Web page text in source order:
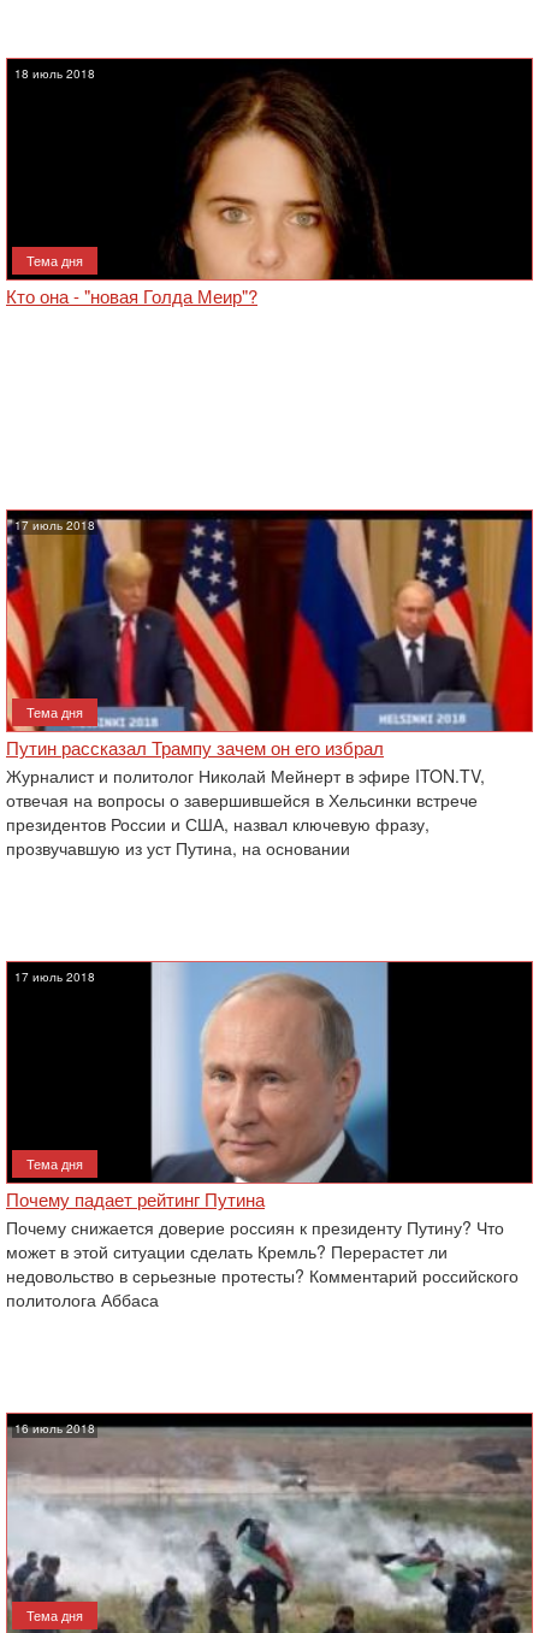
18 июль 2018
Тема дня
Кто она - "новая Голда Меир"?
17 июль 2018
Тема дня
Путин рассказал Трампу зачем он его избрал
Журналист и политолог Николай Мейнерт в эфире ITON.TV,
отвечая на вопросы о завершившейся в Хельсинки встрече
президентов России и США, назвал ключевую фразу,
прозвучавшую из уст Путина, на основании
17 июль 2018
Тема дня
Почему падает рейтинг Путина
Почему снижается доверие россиян к президенту Путину? Что
может в этой ситуации сделать Кремль? ‎Перерастет ли
недовольство в серьезные протесты? Комментарий российского
политолога Аббаса
16 июль 2018
Тема дня